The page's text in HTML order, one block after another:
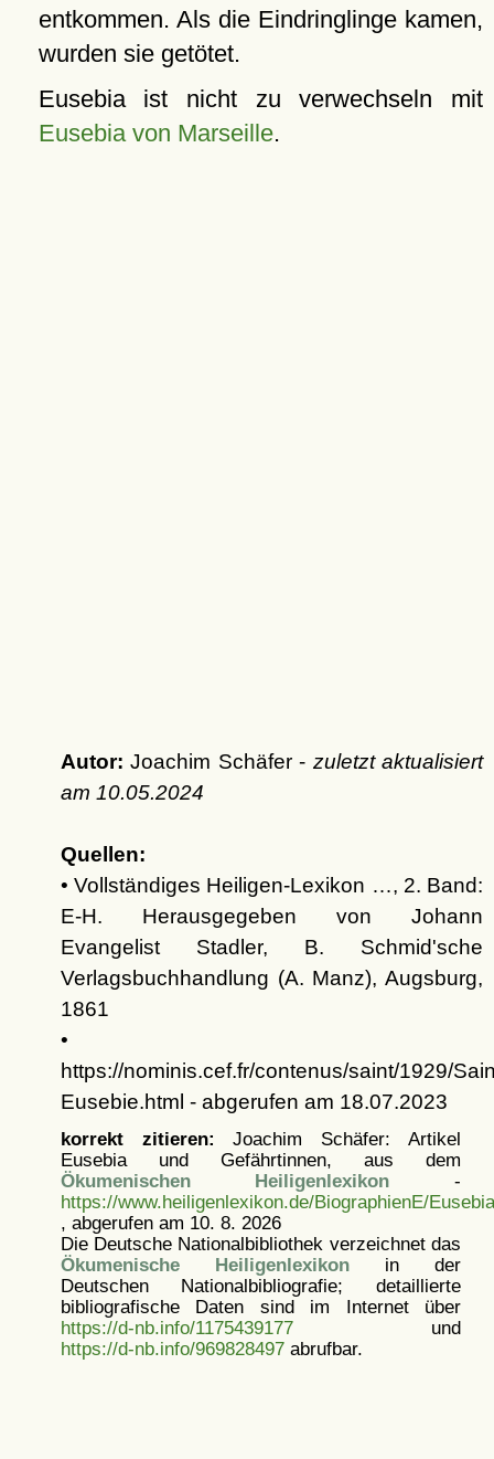
entkommen. Als die Eindringlinge kamen,
wurden sie getötet.
Eusebia ist nicht zu verwechseln mit
Eusebia von Marseille.
Autor: Joachim Schäfer - zuletzt aktualisiert
am 10.05.2024
Quellen:
• Vollständiges Heiligen-Lexikon …, 2. Band:
E-H. Herausgegeben von Johann
Evangelist Stadler, B. Schmid'sche
Verlagsbuchhandlung (A. Manz), Augsburg,
1861
•
https://nominis.cef.fr/contenus/saint/1929/
Eusebie.html - abgerufen am 18.07.2023
korrekt zitieren: Joachim Schäfer: Artikel
Eusebia und Gefährtinnen, aus dem
Ökumenischen Heiligenlexikon -
https://www.heiligenlexikon.de/BiographienE/
, abgerufen am 10. 8. 2026
Die Deutsche Nationalbibliothek verzeichnet das
Ökumenische Heiligenlexikonin der
Deutschen Nationalbibliografie; detaillierte
bibliografische Daten sind im Internet über
https://d-nb.info/1175439177und
https://d-nb.info/969828497abrufbar.